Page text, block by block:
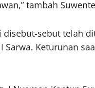
tambah
sebut telah
Keturunan